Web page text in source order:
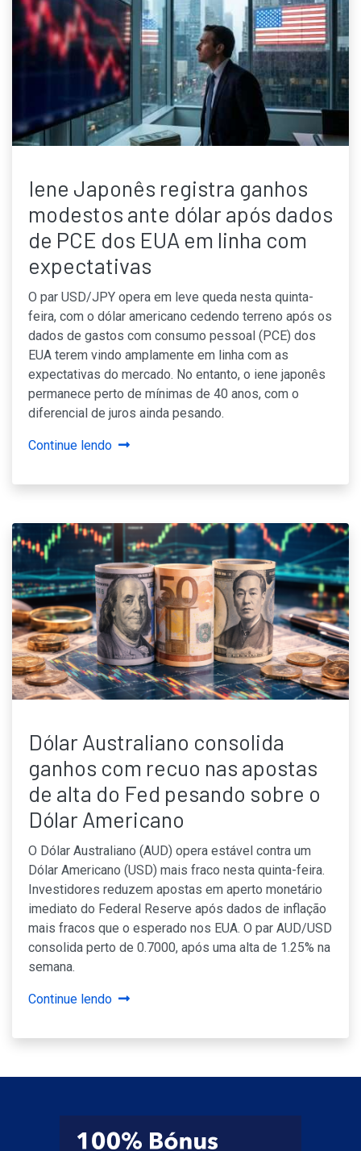
Iene Japonês registra ganhos
modestos ante dólar após dados
de PCE dos EUA em linha com
expectativas
O par USD/JPY opera em leve queda nesta quinta-
feira, com o dólar americano cedendo terreno após os
dados de gastos com consumo pessoal (PCE) dos
EUA terem vindo amplamente em linha com as
expectativas do mercado. No entanto, o iene japonês
permanece perto de mínimas de 40 anos, com o
diferencial de juros ainda pesando.
Continue lendo
Dólar Australiano consolida
ganhos com recuo nas apostas
de alta do Fed pesando sobre o
Dólar Americano
O Dólar Australiano (AUD) opera estável contra um
Dólar Americano (USD) mais fraco nesta quinta-feira.
Investidores reduzem apostas em aperto monetário
imediato do Federal Reserve após dados de inflação
mais fracos que o esperado nos EUA. O par AUD/USD
consolida perto de 0.7000, após uma alta de 1.25% na
semana.
Continue lendo